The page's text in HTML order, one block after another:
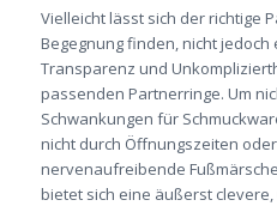
Vielleicht lässt sich der richtige
Begegnung finden, nicht
Transparenz und
passenden Partnerringe. Um
Schwankungen für
nicht durch Öffnungszeiten
nervenaufreibende
bietet sich eine äußerst